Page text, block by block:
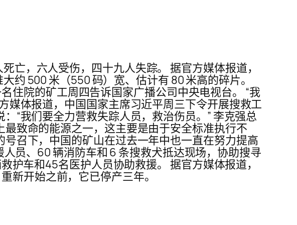
亡，六人受伤，四十九人失踪。 据官方媒体报道，
约 500 米（550 码）宽、估计有 80 米高的碎片。
住院的矿工周四告诉国家广播公司中央电视台。 “我
媒体报道，中国国家主席习近平周三下令开展搜救工
“我们要全力营救失踪人员，救治伤员。” 李克强总
致命的能源之一，这主要是由于安全标准执行不
召下，中国的矿山在过去一年中也一直在努力提高
员、60 辆消防车和 6 条搜救犬抵达现场，协助搜寻
车和45名医护人员协助救援。 据官方媒体报道，
新开始之前，它已停产三年。